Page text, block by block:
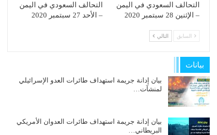
التحالف السعودي في اليمن
– الإثنين 28 سبتمبر 2020
التحالف السعودي في اليمن
– الأحد 27 سبتمبر 2020
السابق التالي
بيانات
بيان إدانة جريمة استهداف طائرات العدو الإسرائيلي
لمنشآت…
بيان إدانة جريمة استهداف طائرات العدوان الأمريكي
البريطاني…